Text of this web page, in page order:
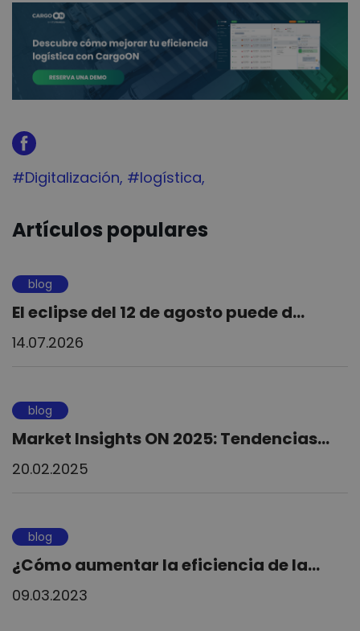
Tag:
#Digitalización Tag:
#logística
Artículos populares
blog
El eclipse del 12 de agosto puede d...
14.07.2026
blog
Market Insights ON 2025: Tendencias...
20.02.2025
blog
¿Cómo aumentar la eficiencia de la...
09.03.2023